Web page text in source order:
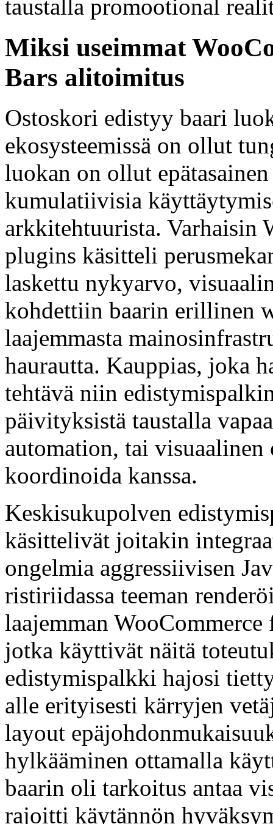
taustalla promootional
Miksi useimmat
Bars alitoimitus
Ostoskori edistyy baari
ekosysteemissä on ollut
luokan on ollut
kumulatiivisia
arkkitehtuurista. Varhaisin
plugins käsitteli
laskettu nykyarvo,
kohdettiin baarin erillinen
laajemmasta
haurautta. Kauppias, joka
tehtävä niin
päivityksistä taustalla
automation, tai visuaalinen
koordinoida kanssa.
Keskisukupolven
käsittelivät joitakin
ongelmia aggressiivisen
ristiriidassa teeman
laajemman
jotka käyttivät näitä
edistymispalkki hajosi
alle erityisesti kärryjen
layout
hylkääminen ottamalla
baarin oli tarkoitus antaa
rajoitti käytännön